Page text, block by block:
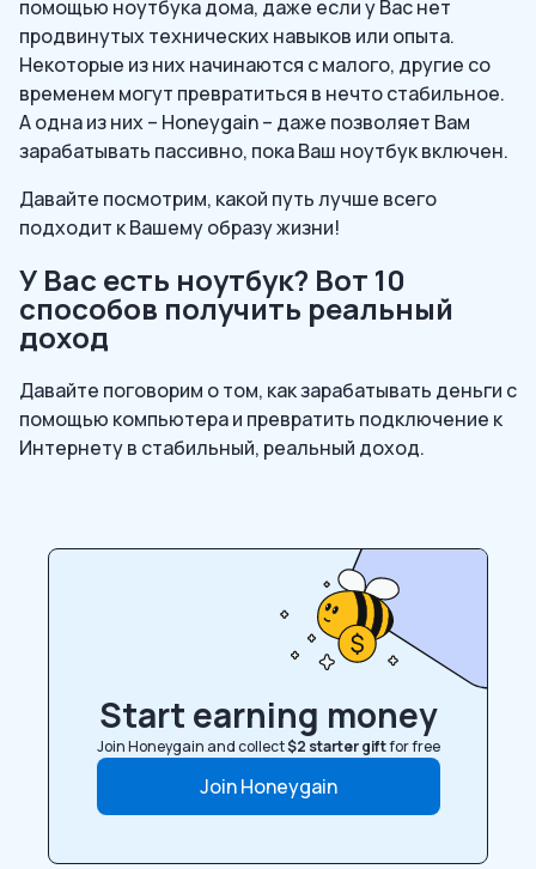
помощью ноутбука дома, даже если у Вас нет
продвинутых технических навыков или опыта.
Некоторые из них начинаются с малого, другие со
временем могут превратиться в нечто стабильное.
А одна из них – Honeygain – даже позволяет Вам
зарабатывать пассивно, пока Ваш ноутбук включен.
Давайте посмотрим, какой путь лучше всего
подходит к Вашему образу жизни!
У Вас есть ноутбук? Вот 10
способов получить реальный
доход
Давайте поговорим о том, как зарабатывать деньги с
помощью компьютера и превратить подключение к
Интернету в стабильный, реальный доход.
Start earning money
Join Honeygain and collect$2 starter giftfor free
Join Honeygain